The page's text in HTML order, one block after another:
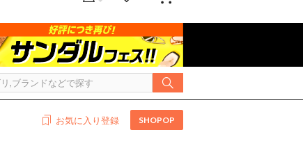
お気に入り登録 SHOPOP